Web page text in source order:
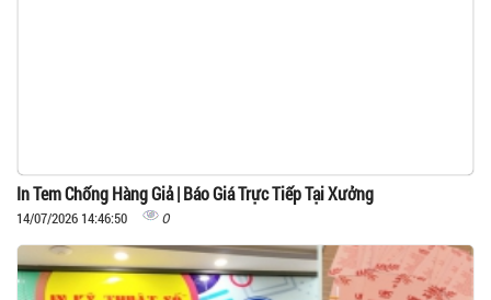
In Tem Chống Hàng Giả | Báo Giá Trực Tiếp Tại Xưởng
14/07/2026 14:46:50 0